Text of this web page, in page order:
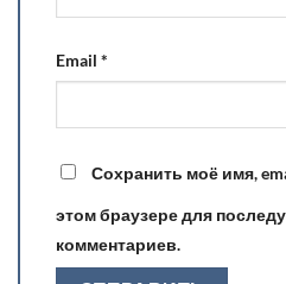
Email *
Сохранить моё имя,
этом браузере для
комментариев.